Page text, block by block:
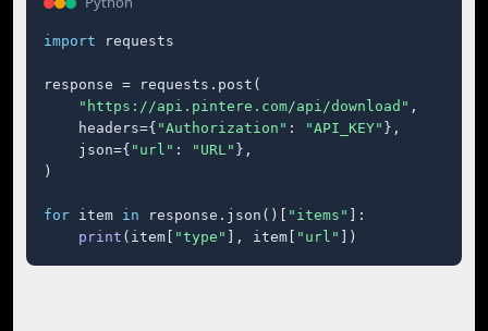
import requests
response = requests.post(
"https://api.pintere.com/api/download" ,
    headers={
"Authorization" : "API_KEY" },
    json={
"url" : "URL" },
)
for item in response.json()[ "items"
]:
print (item[ "type" ], item[ "url" ])